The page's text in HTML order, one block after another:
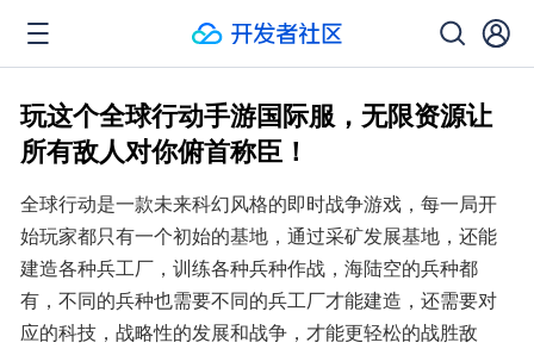
玩这个全球行动手游国际服，无限资源让
所有敌人对你俯首称臣！
全球行动是一款未来科幻风格的即时战争游戏，每一局开
始玩家都只有一个初始的基地，通过采矿发展基地，还能
建造各种兵工厂，训练各种兵种作战，海陆空的兵种都
有，不同的兵种也需要不同的兵工厂才能建造，还需要对
应的科技，战略性的发展和战争，才能更轻松的战胜敌